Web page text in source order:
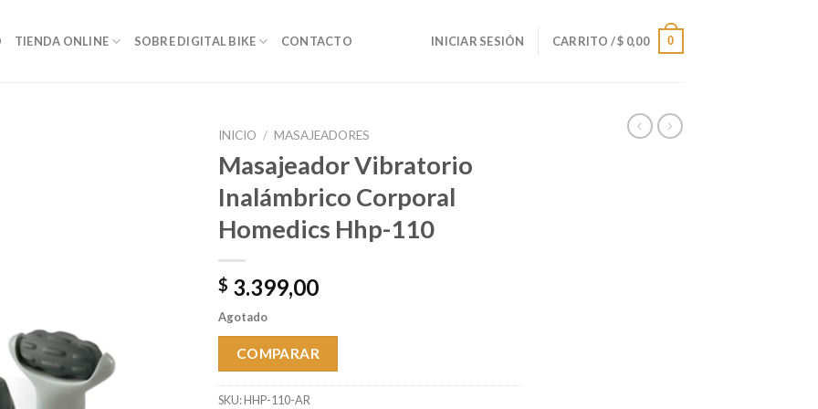
TIENDA ONLINE SOBRE DIGITAL BIKE CONTACTO INICIAR SESIÓN CARRITO /$ 0,00 0
INICIO / MASAJEADORES
Masajeador Vibratorio
Inalámbrico Corporal
Homedics Hhp-110
$ 3.399,00
Agotado
COMPARAR
SKU:HHP-110-AR